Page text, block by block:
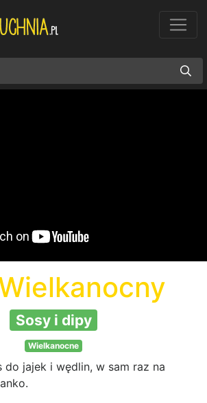
Sosy i dipy
Wielkanocne
do jajek i wędlin, w sam raz na